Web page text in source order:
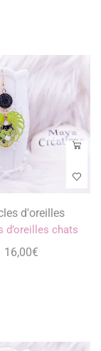
d'oreilles
d’oreilles chats
16,00€